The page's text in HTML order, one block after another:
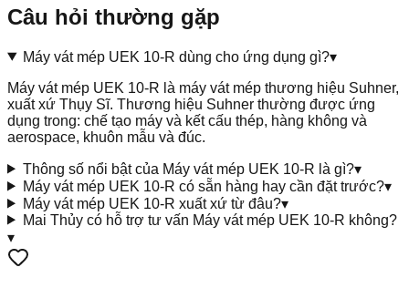
Câu hỏi thường gặp
Máy vát mép UEK 10-R dùng cho ứng dụng gì?▾
Máy vát mép UEK 10-R là máy vát mép thương hiệu Suhner,
xuất xứ Thụy Sĩ. Thương hiệu Suhner thường được ứng
dụng trong: chế tạo máy và kết cấu thép, hàng không và
aerospace, khuôn mẫu và đúc.
Thông số nổi bật của Máy vát mép UEK 10-R là gì?▾
Máy vát mép UEK 10-R có sẵn hàng hay cần đặt trước?▾
Máy vát mép UEK 10-R xuất xứ từ đâu?▾
Mai Thủy có hỗ trợ tư vấn Máy vát mép UEK 10-R không?
▾